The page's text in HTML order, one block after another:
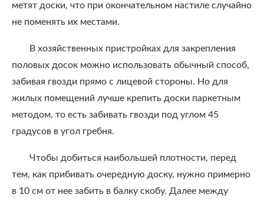
метят доски, что при окончательном настиле случайно
не поменять их местами.
В хозяйственных пристройках для закрепления
половых досок можно использовать обычный способ,
забивая гвозди прямо с лицевой стороны. Но для
жилых помещений лучше крепить доски паркетным
методом, то есть забивать гвозди под углом 45
градусов в угол гребня.
Чтобы добиться наибольшей плотности, перед
тем, как прибивать очередную доску, нужно примерно
в 10 см от нее забить в балку скобу. Далее между